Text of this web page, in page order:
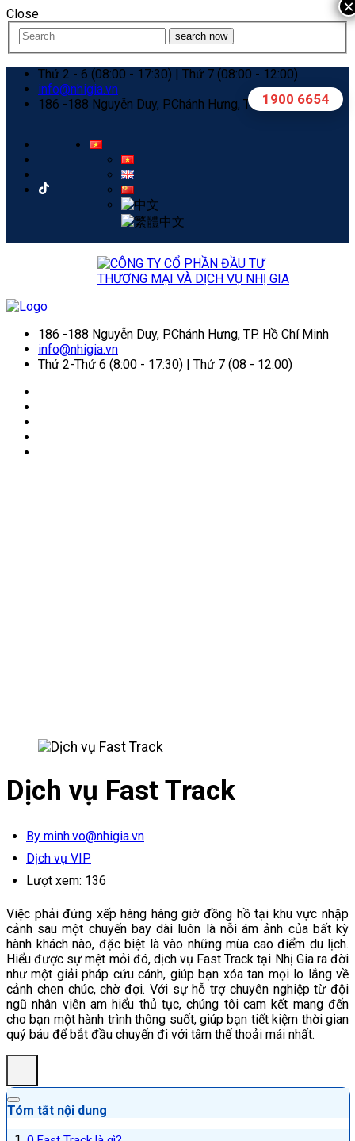
Close
search now
Thứ 2 - 6 (08:00 - 17:30) | Thứ 7 (08:00 - 12:00)
info@nhigia.vn
186 -188 Nguyễn Duy, P.Chánh Hưng, TP. Hồ Chí Minh
186 -188 Nguyễn Duy, P.Chánh Hưng, TP. Hồ Chí Minh
info@nhigia.vn
Thứ 2-Thứ 6 (8:00 - 17:30) | Thứ 7 (08 - 12:00)
Dịch vụ Fast Track
By minh.vo@nhigia.vn
Dịch vụ VIP
Lượt xem: 136
Việc phải đứng xếp hàng hàng giờ đồng hồ tại khu vực nhập
cảnh sau một chuyến bay dài luôn là nỗi ám ảnh của bất kỳ
hành khách nào, đặc biệt là vào những mùa cao điểm du lịch.
Hiểu được sự mệt mỏi đó, dịch vụ Fast Track tại Nhị Gia ra đời
như một giải pháp cứu cánh, giúp bạn xóa tan mọi lo lắng về
cảnh chen chúc, chờ đợi. Với sự hỗ trợ chuyên nghiệp từ đội
ngũ nhân viên am hiểu thủ tục, chúng tôi cam kết mang đến
cho bạn một hành trình thông suốt, giúp bạn tiết kiệm thời gian
quý báu để bắt đầu chuyến đi với tâm thế thoải mái nhất.
Tóm tắt nội dung
1900 6654
×